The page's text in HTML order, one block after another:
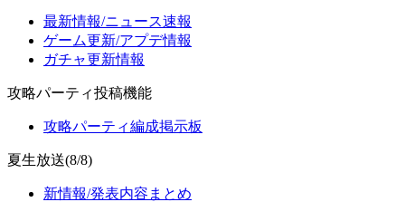
最新情報/ニュース速報
ゲーム更新/アプデ情報
ガチャ更新情報
攻略パーティ投稿機能
攻略パーティ編成掲示板
夏生放送(8/8)
新情報/発表内容まとめ